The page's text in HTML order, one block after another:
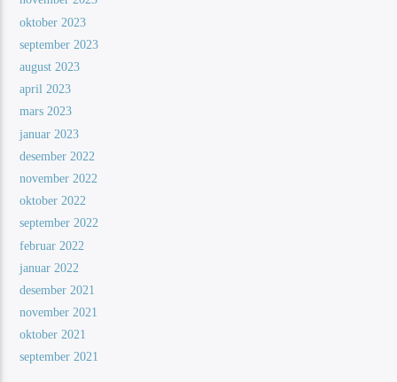
oktober 2023
september 2023
august 2023
april 2023
mars 2023
januar 2023
desember 2022
november 2022
oktober 2022
september 2022
februar 2022
januar 2022
desember 2021
november 2021
oktober 2021
september 2021